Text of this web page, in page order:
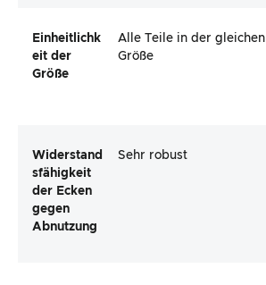
Einheitlichk
eit der
Größe
Alle Teile in der gleichen
Größe
Widerstand
sfähigkeit
der Ecken
gegen
Abnutzung
Sehr robust